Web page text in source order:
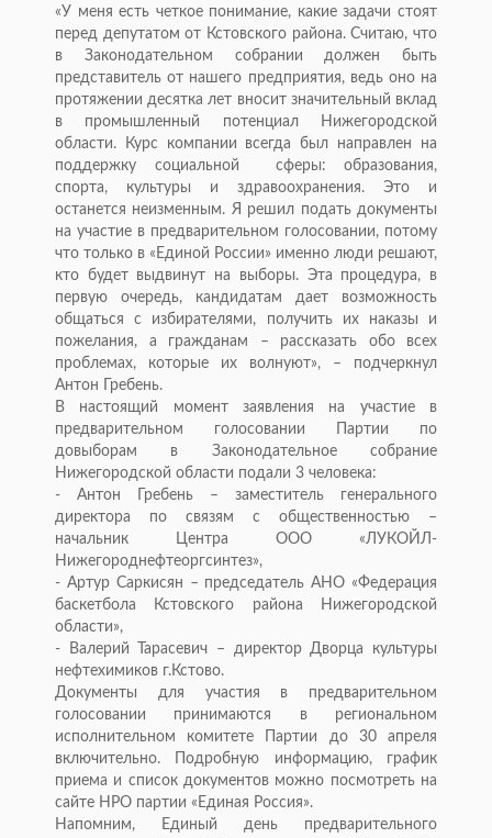
«У меня есть четкое понимание, какие задачи стоят
перед депутатом от Кстовского района. Считаю, что
в Законодательном собрании должен быть
представитель от нашего предприятия, ведь оно на
протяжении десятка лет вносит значительный вклад
в промышленный потенциал Нижегородской
области. Курс компании всегда был направлен на
поддержку социальной сферы: образования,
спорта, культуры и здравоохранения. Это и
останется неизменным. Я решил подать документы
на участие в предварительном голосовании, потому
что только в «Единой России» именно люди решают,
кто будет выдвинут на выборы. Эта процедура, в
первую очередь, кандидатам дает возможность
общаться с избирателями, получить их наказы и
пожелания, а гражданам – рассказать обо всех
проблемах, которые их волнуют», – подчеркнул
Антон Гребень.
В настоящий момент заявления на участие в
предварительном голосовании Партии по
довыборам в Законодательное собрание
Нижегородской области подали 3 человека:
- Антон Гребень – заместитель генерального
директора по связям с общественностью –
начальник Центра ООО «ЛУКОЙЛ-
Нижегороднефтеоргсинтез»,
- Артур Саркисян – председатель АНО «Федерация
баскетбола Кстовского района Нижегородской
области»,
- Валерий Тарасевич – директор Дворца культуры
нефтехимиков г.Кстово.
Документы для участия в предварительном
голосовании принимаются в региональном
исполнительном комитете Партии до 30 апреля
включительно. Подробную информацию, график
приема и список документов можно посмотреть на
сайте НРО партии «Единая Россия».
Напомним, Единый день предварительного